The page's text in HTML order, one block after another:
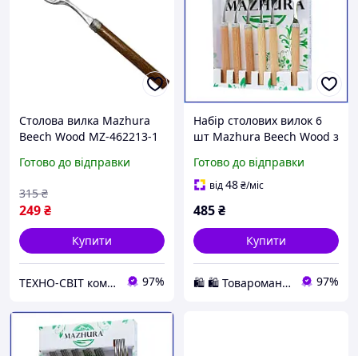
Столова вилка Mazhura
Beech Wood MZ-462213-1
Готово до відправки
249₴
315 ₴
Купити
ТЕХНО-СВІТ компьютерна техніка, мобільні аксесуари, електронна техніка та багато іншого. 97%
Набір столових вилок 6
шт Mazhura Beech Wood з
дерев'яною ручкою для
посудомийки
Готово до відправки
від48₴/міс
485₴
Купити
🛍️ 🛍️ Товароманія 🛍️ 🛍️ 97%